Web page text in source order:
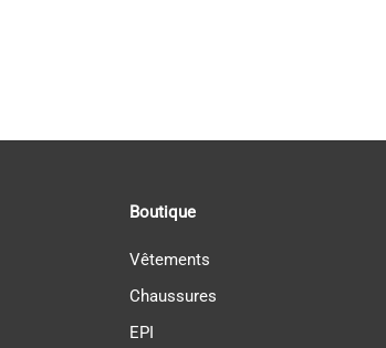
Boutique
Vêtements
Chaussures
EPI